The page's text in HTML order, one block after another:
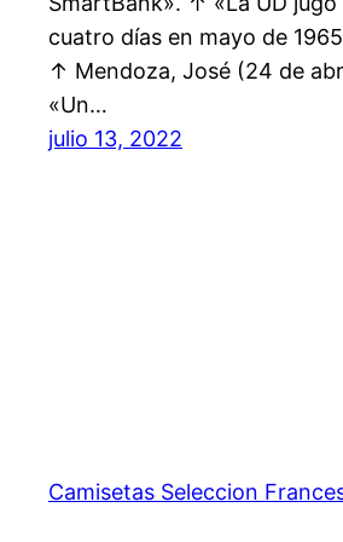
cuatro días en mayo de
↑ Mendoza, José (24 de
«Un…
julio 13, 2022
Camisetas Seleccion